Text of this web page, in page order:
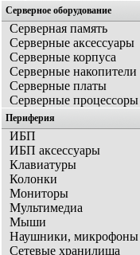
Серверное оборудование
Серверная память
Серверные аксессуары
Серверные корпуса
Серверные накопители
Серверные платы
Серверные процессоры
Периферия
ИБП
ИБП аксессуары
Клавиатуры
Колонки
Мониторы
Мультимедиа
Мыши
Наушники, микрофоны
Сетевые хранилища